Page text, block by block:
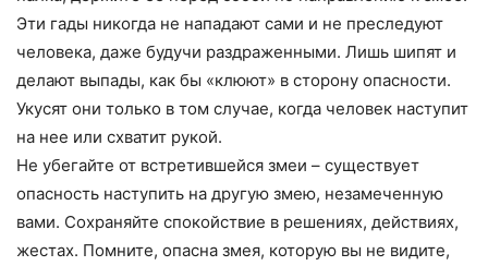
Эти гады никогда не нападают сами и не преследуют
человека, даже будучи раздраженными. Лишь шипят и
делают выпады, как бы «клюют» в сторону опасности.
Укусят они только в том случае, когда человек наступит
на нее или схватит рукой.
Не убегайте от встретившейся змеи – существует
опасность наступить на другую змею, незамеченную
вами. Сохраняйте спокойствие в решениях, действиях,
жестах. Помните, опасна змея, которую вы не видите,